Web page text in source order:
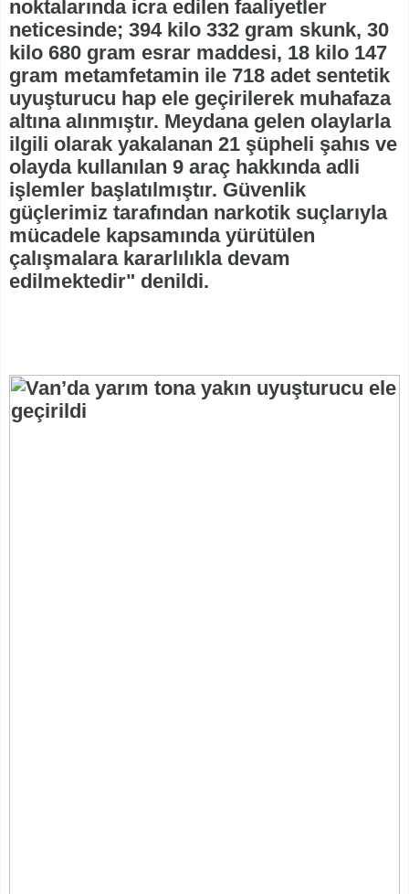
noktalarında icra edilen faaliyetler
neticesinde; 394 kilo 332 gram skunk, 30
kilo 680 gram esrar maddesi, 18 kilo 147
gram metamfetamin ile 718 adet sentetik
uyuşturucu hap ele geçirilerek muhafaza
altına alınmıştır. Meydana gelen olaylarla
ilgili olarak yakalanan 21 şüpheli şahıs ve
olayda kullanılan 9 araç hakkında adli
işlemler başlatılmıştır. Güvenlik
güçlerimiz tarafından narkotik suçlarıyla
mücadele kapsamında yürütülen
çalışmalara kararlılıkla devam
edilmektedir" denildi.